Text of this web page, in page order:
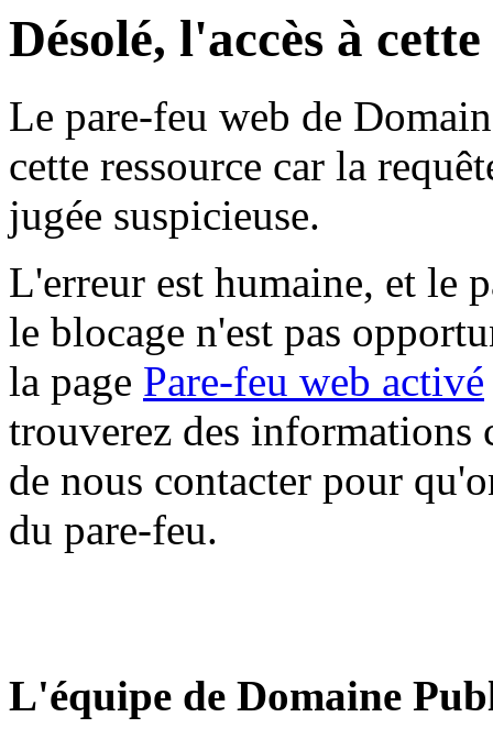
Désolé, l'accès à
Le pare-feu web de
cette ressource car la
jugée suspicieuse.
L'erreur est humaine, et le
le blocage n'est pas
la page Pare-feu web activé
trouverez des informations
de nous contacter pour
du pare-feu.
L'équipe de Domaine